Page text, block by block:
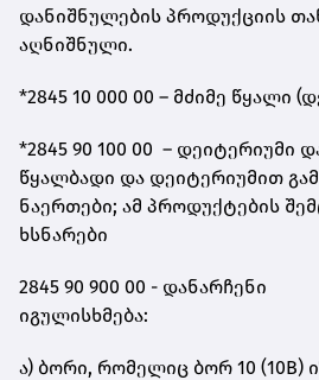
დანიშნულების პროდუქციის
აღნიშნული.
*2845 10 000 00 – მძიმე წყალი
*2845 90 100 00 – დეიტერიუმი
წყალბადი და დეიტერიუმით
ნაერთები; ამ პროდუქტების
ხსნარები
2845 90 900 00 - დანარჩენი
იგულისხმება:
ა) ბორი, რომელიც ბორ 10 (10B)